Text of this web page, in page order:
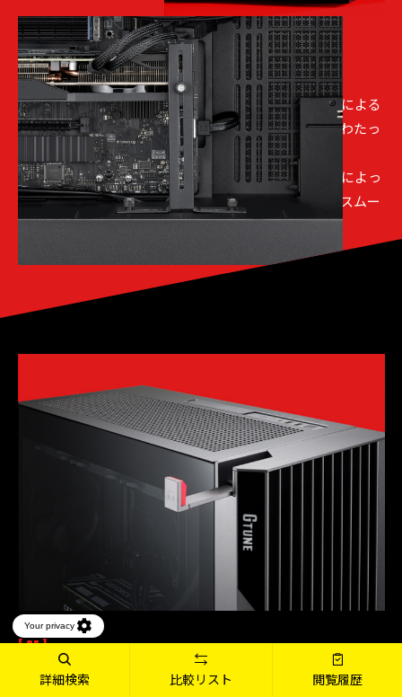
[ 04 ]
安心設計で、快適な日々を
大型グラフィックスカードの自重による歪みや、経年による
ズレ、脱落を防止するサポートバーにより、長期間にわたっ
て安心の構造です。
また、滑りを防止するラバーを装着した大型スタンドによっ
て、本体底面のクリアランスを確保し、確実な設置とスムー
ズなエアフローをサポートします。
[ 05 ]
便利なヘッドフォンホルダー 搭載
詳細検索 比較リスト 閲覧履歴